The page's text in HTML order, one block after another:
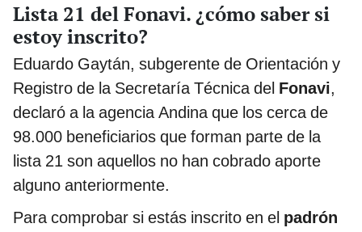
Lista 21 del Fonavi. ¿cómo saber si
estoy inscrito?
Eduardo Gaytán, subgerente de Orientación y
Registro de la Secretaría Técnica del Fonavi,
declaró a la agencia Andina que los cerca de
98.000 beneficiarios que forman parte de la
lista 21 son aquellos no han cobrado aporte
alguno anteriormente.
Para comprobar si estás inscrito en el padrón